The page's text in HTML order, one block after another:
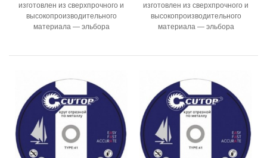
изготовлен из сверхпрочного и
высокопроизводительного
материала — эльбора
изготовлен из сверхпрочного и
высокопроизводительного
материала — эльбора